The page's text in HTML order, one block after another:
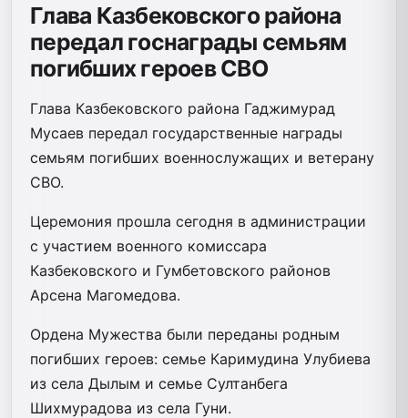
Глава Казбековского района
передал госнаграды семьям
погибших героев СВО
Глава Казбековского района Гаджимурад
Мусаев передал государственные награды
семьям погибших военнослужащих и ветерану
СВО.
Церемония прошла сегодня в администрации
с участием военного комиссара
Казбековского и Гумбетовского районов
Арсена Магомедова.
Ордена Мужества были переданы родным
погибших героев: семье Каримудина Улубиева
из села Дылым и семье Султанбега
Шихмурадова из села Гуни.